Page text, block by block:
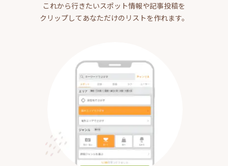
これから行きたいスポット情報や記事投稿を
クリップしてあなただけのリストを作れます。